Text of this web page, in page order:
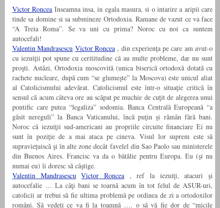
Victor Roncea Inseamna insa, in egala masura, si o intarire a aripii care
tinde sa domine si sa submineze Ortodoxia. Ramane de vazut ce va face
“A Treia Roma”. Se va uni cu prima? Noroc cu noi ca suntem
autocefali!
Valentin Mandrasescu Victor Roncea, din experienţa pe care am avut-o
cu iezuiţii pot spune cu cerititudine că au multe probleme, dar nu sunt
proşti. Astăzi, Ortodoxia moscovită (unica biserică ortodoxă dotată cu
rachete nucleare, după cum “se glumeşte” la Moscova) este unicul aliat
al Catolicismului adevărat. Catolicismul este într-o situaţie critică în
sensul că acum câteva ore au scăpat pe muchie de cuţit de alegerea unui
pontific care putea “legaliza” sodomia. Banca Centrală Europeană “a
găsit nereguli” la Banca Vaticanului, încă puţin şi rămân fără bani.
Noroc că iezuiţii sud-americani au propriile circuite financiare Ei nu
sunt în poziţie de a mai ataca pe cineva. Visul lor suprem este să
supravieţuiscă şi în alte zone decât favelel din Sao Paolo sau ministerele
din Buenos Aires. Francisc va da o bătălie pentru Europa. Eu (şi nu
numai eu) îi doresc să câştige.
Valentin Mandrasescu Victor Roncea , ref la iezuiţi, atacuri şi
autocefalie … La câţi bani se toarnă acum în tot felul de ASUR-uri,
catolicii ar trebui să fie ultima problemă pe ordinea de zi a ortodoxilor
români. Să vedeţi ce va fi la toamnă …. o să vă fie dor de “micile